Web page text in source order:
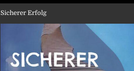
Sicherer Erfolg